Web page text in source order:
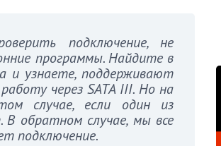
подключение, не
программы. Найдите в
и узнаете, поддерживают
через SATA III. Но на
случае, если один из
В обратном случае, мы все
подключение.